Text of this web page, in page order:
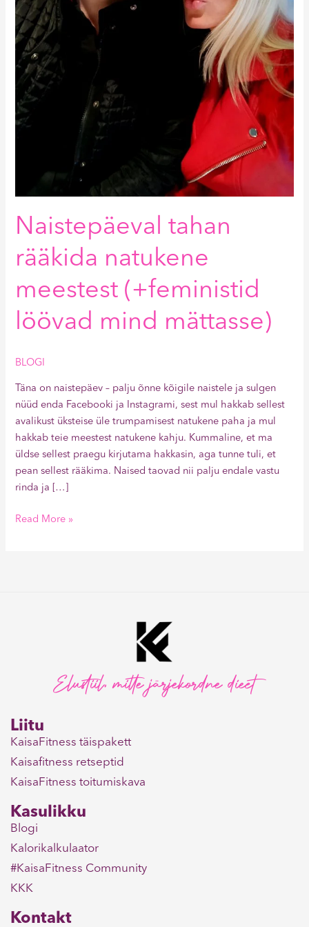
Naistepäeval tahan
rääkida natukene
meestest (+feministid
löövad mind mättasse)
BLOGI
Täna on naistepäev – palju õnne kõigile naistele ja sulgen
nüüd enda Facebooki ja Instagrami, sest mul hakkab sellest
avalikust üksteise üle trumpamisest natukene paha ja mul
hakkab teie meestest natukene kahju. Kummaline, et ma
üldse sellest praegu kirjutama hakkasin, aga tunne tuli, et
pean sellest rääkima. Naised taovad nii palju endale vastu
rinda ja […]
Read More »
Elustiil, mitte järjekordne dieet
Liitu
KaisaFitness täispakett
Kaisafitness retseptid
KaisaFitness toitumiskava
Kasulikku
Blogi
Kalorikalkulaator
#KaisaFitness Community
KKK
Kontakt